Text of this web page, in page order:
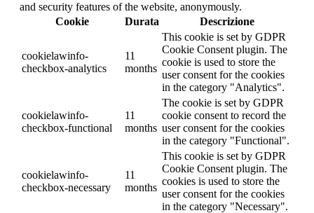
and security features of the website, anonymously.
Cookie
Durata Descrizione
cookielawinfo-
checkbox-analytics
11
months
This cookie is set by GDPR
Cookie Consent plugin. The
cookie is used to store the
user consent for the cookies
in the category "Analytics".
cookielawinfo-
checkbox-functional
11
months
The cookie is set by GDPR
cookie consent to record the
user consent for the cookies
in the category "Functional".
cookielawinfo-
checkbox-necessary
11
months
This cookie is set by GDPR
Cookie Consent plugin. The
cookies is used to store the
user consent for the cookies
in the category "Necessary".